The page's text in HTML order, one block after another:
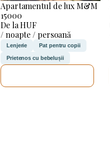
Apartamentul de lux M&M
15000
De la HUF
/ noapte / persoană
Lenjerie Pat pentru copii
Prietenos cu bebelușii